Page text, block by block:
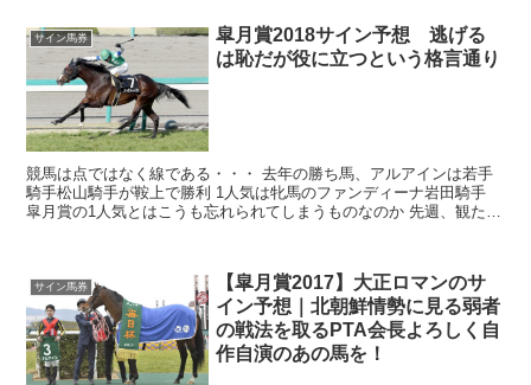
サイン馬券
皐月賞2018サイン予想 逃げる
は恥だが役に立つという格言通り
競馬は点ではなく線である・・・ 去年の勝ち馬、アルアインは若手
騎手松山騎手が鞍上で勝利 1人気は牝馬のファンディーナ岩田騎手
皐月賞の1人気とはこうも忘れられてしまうものなのか 先週、観たも
サイン馬券
【皐月賞2017】大正ロマンのサ
イン予想｜北朝鮮情勢に見る弱者
の戦法を取るPTA会長よろしく自
作自演のあの馬を！